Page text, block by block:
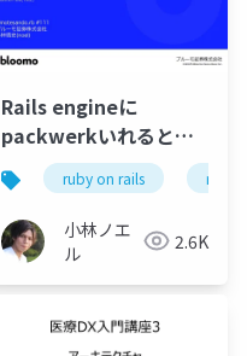
Rails engineに
packwerkいれると大
変（だからやめとけ）
ruby on rails ruby
小林ノエ
ル
2.6K